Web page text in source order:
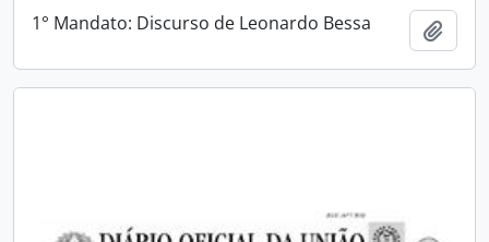
1° Mandato: Discurso de Leonardo Bessa